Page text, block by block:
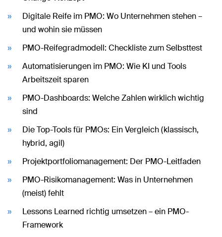
Digitale Reife im PMO: Wo Unternehmen stehen –
und wohin sie müssen
PMO-Reifegradmodell: Checkliste zum Selbsttest
Automatisierungen im PMO: Wie KI und Tools
Arbeitszeit sparen
PMO-Dashboards: Welche Zahlen wirklich wichtig
sind
Die Top-Tools für PMOs: Ein Vergleich (klassisch,
hybrid, agil)
Projektportfoliomanagement: Der PMO-Leitfaden
PMO-Risikomanagement: Was in Unternehmen
(meist) fehlt
Lessons Learned richtig umsetzen – ein PMO-
Framework